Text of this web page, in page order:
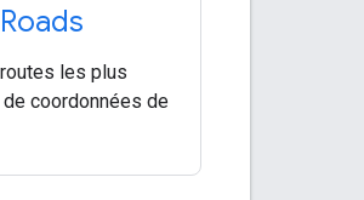
les plus
coordonnées de